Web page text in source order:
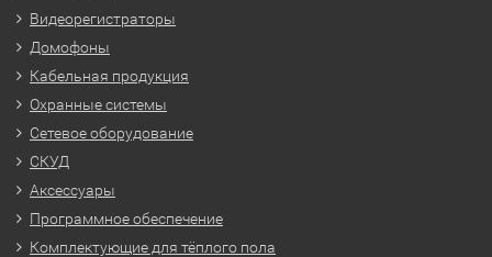
Видеорегистраторы
Домофоны
Кабельная продукция
Охранные системы
Сетевое оборудование
СКУД
Аксессуары
Программное обеспечение
Комплектующие для тёплого пола